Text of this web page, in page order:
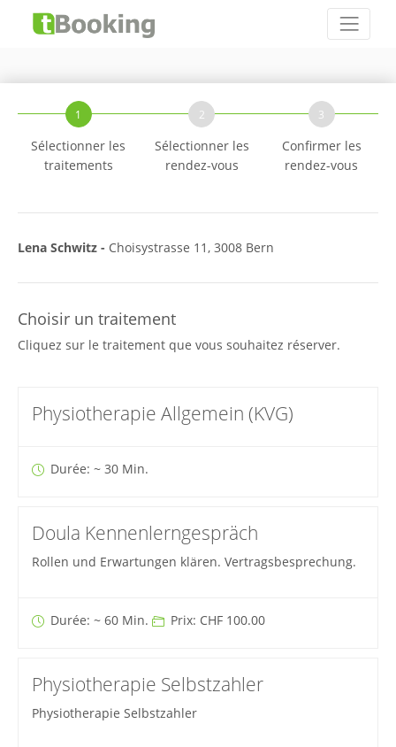
1
Sélectionner les
traitements
2
Sélectionner les
rendez-vous
3
Confirmer les
rendez-vous
Lena Schwitz - Choisystrasse 11, 3008 Bern
Choisir un traitement
Cliquez sur le traitement que vous souhaitez réserver.
Physiotherapie Allgemein (KVG)
Durée: ~ 30 Min.
Doula Kennenlerngespräch
Rollen und Erwartungen klären. Vertragsbesprechung.
Durée: ~ 60 Min. Prix: CHF 100.00
Physiotherapie Selbstzahler
Physiotherapie Selbstzahler